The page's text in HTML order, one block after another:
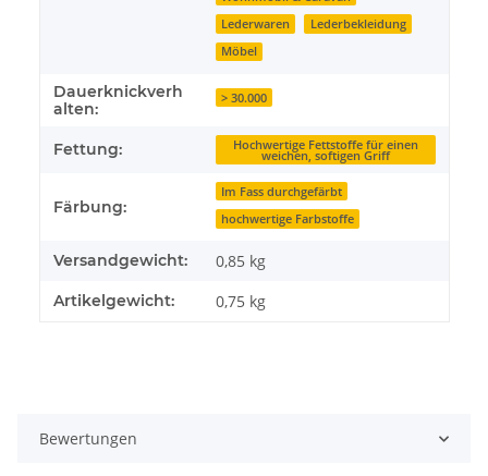
Lederwaren
Lederbekleidung
Möbel
Dauerknickverh
alten:
> 30.000
Fettung: Hochwertige Fettstoffe für einen
weichen, softigen Griff
Färbung:
Im Fass durchgefärbt
hochwertige Farbstoffe
Versandgewicht: 0,85 kg
Artikelgewicht: 0,75 kg
Bewertungen